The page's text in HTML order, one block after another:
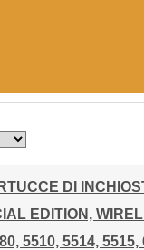
DI
EDITION,
5510, 5514,